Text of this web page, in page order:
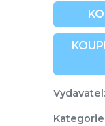
Vydavatel: